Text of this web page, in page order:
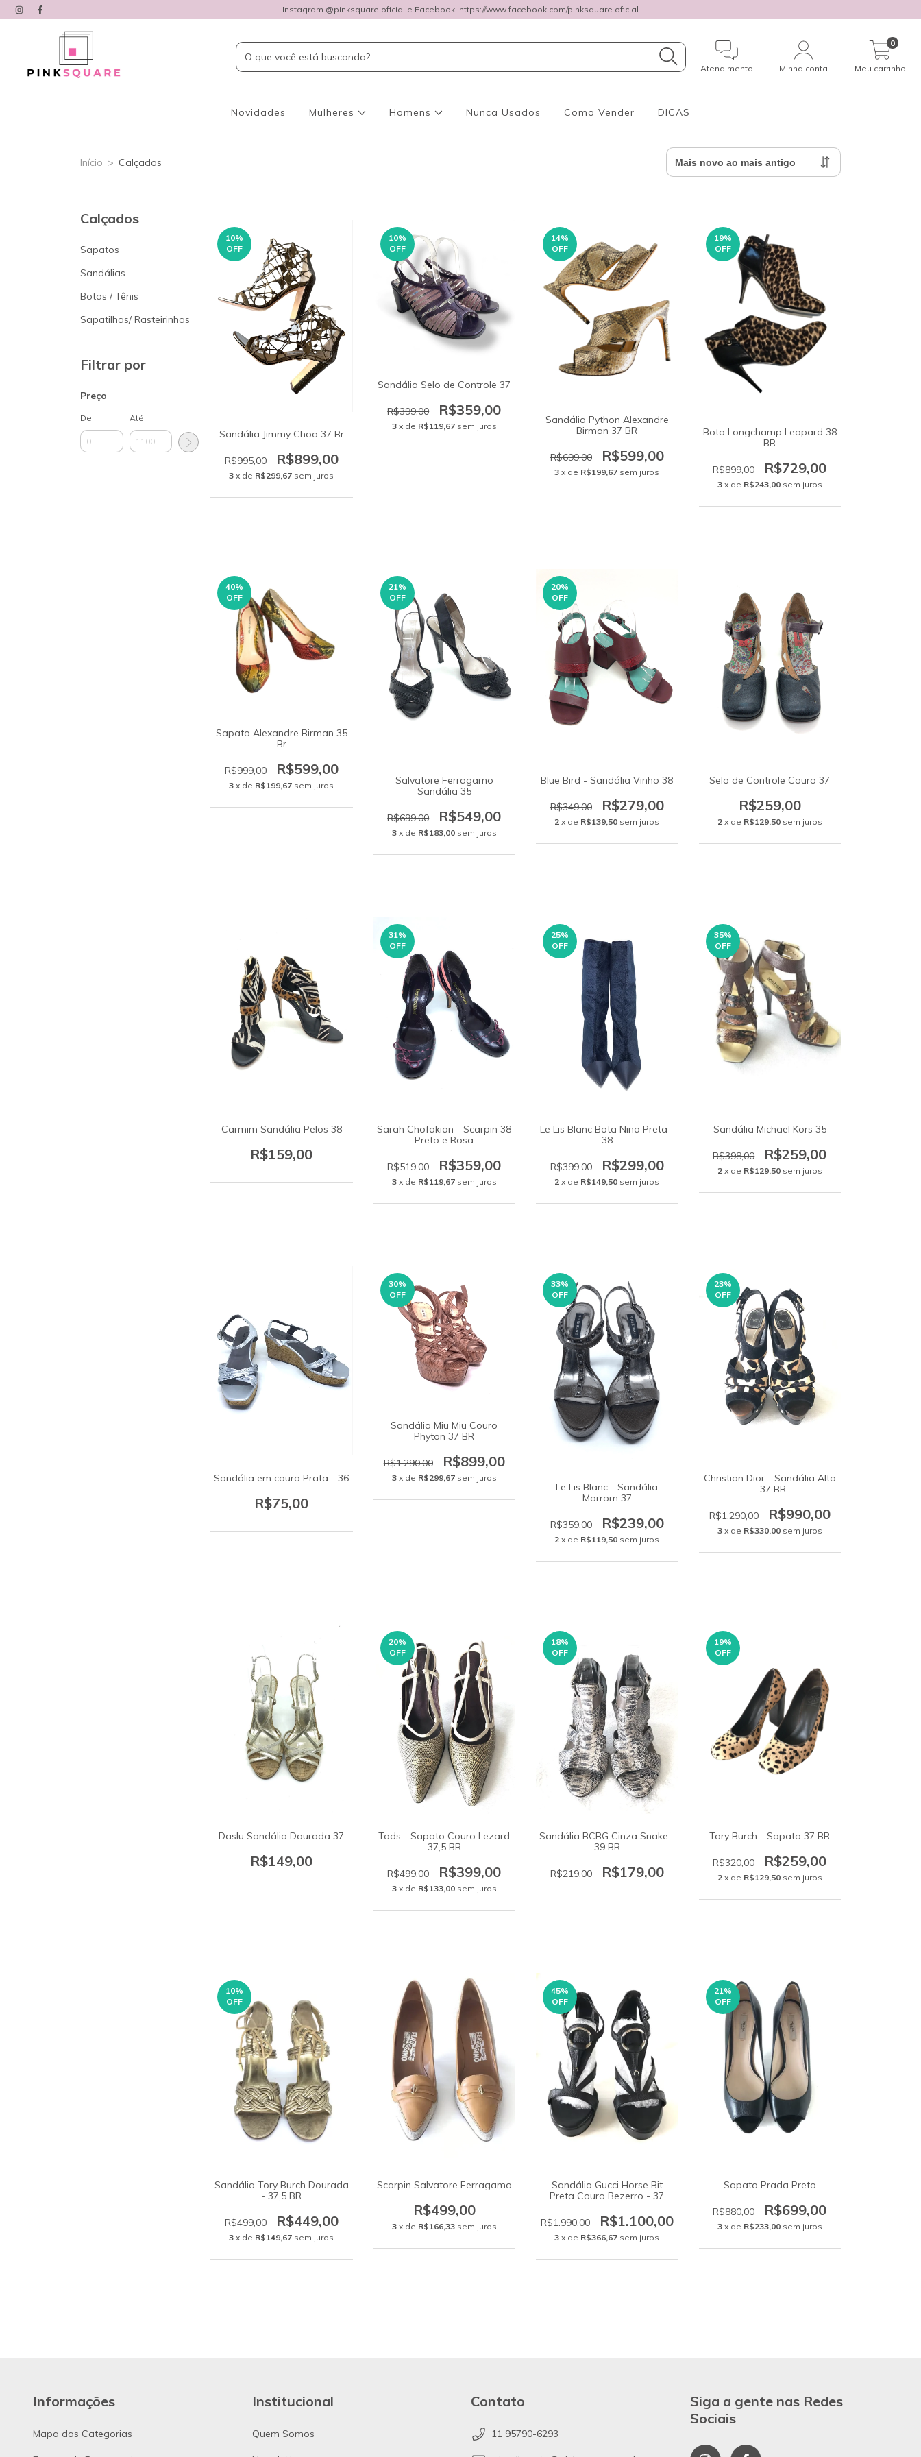
Instagram @pinksquare.oficial e Facebook: https://www.facebook.com/pinksquare.oficial
Atendimento Minha conta Meu carrinho
0
Novidades Mulheres Homens Nunca Usados Como Vender DICAS
Início > Calçados
Calçados
Sapatos
Sandálias
Botas / Tênis
Sapatilhas/ Rasteirinhas
Filtrar por
Preço
De Até
10%
OFF
Sandália Jimmy Choo 37 Br
R$995,00 R$899,00
3 x de R$299,67 sem juros
10%
OFF
Sandália Selo de Controle 37
R$399,00 R$359,00
3 x de R$119,67 sem juros
14%
OFF
Sandália Python Alexandre
Birman 37 BR
R$699,00 R$599,00
3 x de R$199,67 sem juros
19%
OFF
Bota Longchamp Leopard 38
BR
R$899,00 R$729,00
3 x de R$243,00 sem juros
40%
OFF
Sapato Alexandre Birman 35
Br
R$999,00 R$599,00
3 x de R$199,67 sem juros
21%
OFF
Salvatore Ferragamo
Sandália 35
R$699,00 R$549,00
3 x de R$183,00 sem juros
20%
OFF
Blue Bird - Sandália Vinho 38
R$349,00 R$279,00
2 x de R$139,50 sem juros
Selo de Controle Couro 37
R$259,00
2 x de R$129,50 sem juros
Carmim Sandália Pelos 38
R$159,00
31%
OFF
Sarah Chofakian - Scarpin 38
Preto e Rosa
R$519,00 R$359,00
3 x de R$119,67 sem juros
25%
OFF
Le Lis Blanc Bota Nina Preta -
38
R$399,00 R$299,00
2 x de R$149,50 sem juros
35%
OFF
Sandália Michael Kors 35
R$398,00 R$259,00
2 x de R$129,50 sem juros
Sandália em couro Prata - 36
R$75,00
30%
OFF
Sandália Miu Miu Couro
Phyton 37 BR
R$1.290,00 R$899,00
3 x de R$299,67 sem juros
33%
OFF
Le Lis Blanc - Sandália
Marrom 37
R$359,00 R$239,00
2 x de R$119,50 sem juros
23%
OFF
Christian Dior - Sandália Alta
- 37 BR
R$1.290,00 R$990,00
3 x de R$330,00 sem juros
Daslu Sandália Dourada 37
R$149,00
20%
OFF
Tods - Sapato Couro Lezard
37,5 BR
R$499,00 R$399,00
3 x de R$133,00 sem juros
18%
OFF
Sandália BCBG Cinza Snake -
39 BR
R$219,00 R$179,00
19%
OFF
Tory Burch - Sapato 37 BR
R$320,00 R$259,00
2 x de R$129,50 sem juros
10%
OFF
Sandália Tory Burch Dourada
- 37,5 BR
R$499,00 R$449,00
3 x de R$149,67 sem juros
Scarpin Salvatore Ferragamo
R$499,00
3 x de R$166,33 sem juros
45%
OFF
Sandália Gucci Horse Bit
Preta Couro Bezerro - 37
R$1.990,00 R$1.100,00
3 x de R$366,67 sem juros
21%
OFF
Sapato Prada Preto
R$880,00 R$699,00
3 x de R$233,00 sem juros
Informações
Mapa das Categorias
Institucional
Quem Somos
Contato
11 95790-6293
Siga a gente nas Redes
Sociais